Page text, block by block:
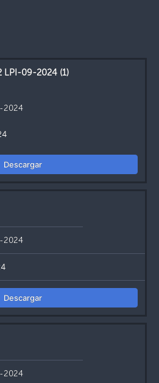
LPI-09-2024 (1)
2024
Descargar
2024
Descargar
2024